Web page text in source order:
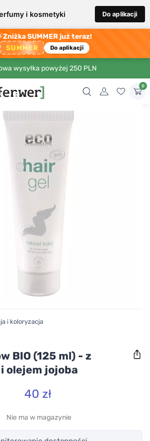
i kosmetyki Do aplikacji
Zniżka SUMMER już teraz!
SUMMER Do aplikacji
wysyłka powyżej 250 PLN
0
i koloryzacja
BIO (125 ml) - z
olejem jojoba
40 zł
Nie ma w magazynie